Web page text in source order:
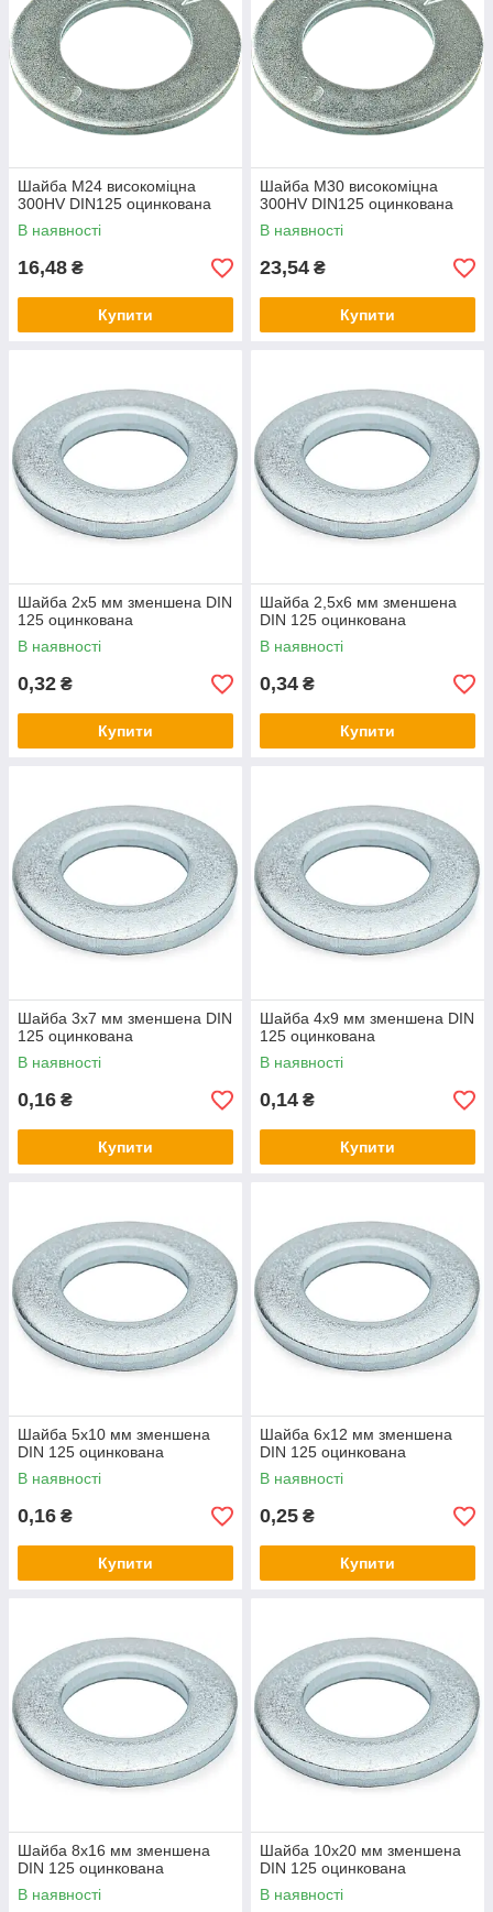
Шайба М24 високоміцна
300HV DIN125 оцинкована
В наявності
16,48 ₴
Купити
Шайба М30 високоміцна
300HV DIN125 оцинкована
В наявності
23,54 ₴
Купити
Шайба 2х5 мм зменшена DIN
125 оцинкована
В наявності
0,32 ₴
Купити
Шайба 2,5х6 мм зменшена
DIN 125 оцинкована
В наявності
0,34 ₴
Купити
Шайба 3х7 мм зменшена DIN
125 оцинкована
В наявності
0,16 ₴
Купити
Шайба 4х9 мм зменшена DIN
125 оцинкована
В наявності
0,14 ₴
Купити
Шайба 5х10 мм зменшена
DIN 125 оцинкована
В наявності
0,16 ₴
Купити
Шайба 6х12 мм зменшена
DIN 125 оцинкована
В наявності
0,25 ₴
Купити
Шайба 8х16 мм зменшена
DIN 125 оцинкована
В наявності
Шайба 10х20 мм зменшена
DIN 125 оцинкована
В наявності